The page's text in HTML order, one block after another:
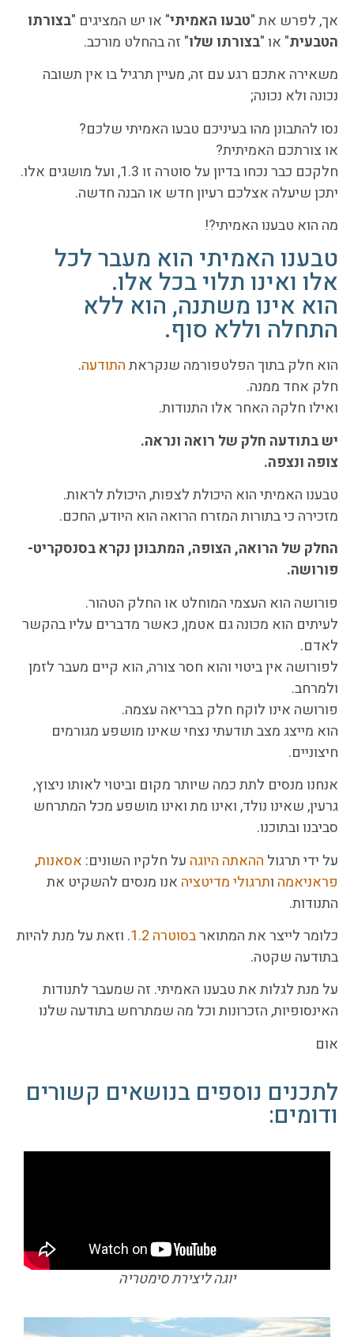
אך, לפרש את "טבעו האמיתי" או יש המציגים "בצורתו
הטבעית" או "בצורתו שלו" זה בהחלט מורכב.
משאירה אתכם רגע עם זה, מעיין תרגיל בו אין תשובה
נכונה ולא נכונה;
נסו להתבונן מהו בעיניכם טבעו האמיתי שלכם?
או צורתכם האמיתית?
חלקכם כבר נכחו בדיון על סוטרה זו 1.3, ועל מושגים אלו.
יתכן שיעלה אצלכם רעיון חדש או הבנה חדשה.
מה הוא טבענו האמיתי?!
טבענו האמיתי הוא מעבר לכל
אלו ואינו תלוי בכל אלו.
הוא אינו משתנה, הוא ללא
התחלה וללא סוף.
הוא חלק בתוך הפלטפורמה שנקראתהתודעה.
חלק אחד ממנה.
ואילו חלקה האחר אלו התנודות.
יש בתודעה חלק של רואה ונראה.
צופה ונצפה.
טבענו האמיתי הוא היכולת לצפות, היכולת לראות.
מזכירה כי בתורות המזרח הרואה הוא היודע, החכם.
החלק של הרואה, הצופה, המתבונן נקרא בסנסקריט-
פורושה.
פורושה הוא העצמי המוחלט או החלק הטהור.
לעיתים הוא מכונה גם אטמן, כאשר מדברים עליו בהקשר
לאדם.
לפורושה אין ביטוי והוא חסר צורה, הוא קיים מעבר לזמן
ולמרחב.
פורושה אינו לוקח חלק בבריאה עצמה.
הוא מייצג מצב תודעתי נצחי שאינו מושפע מגורמים
חיצוניים.
אנחנו מנסים לתת כמה שיותר מקום וביטוי לאותו ניצוץ,
גרעין, שאינו נולד, ואינו מת ואינו מושפע מכל המתרחש
סביבנו ובתוכנו.
על ידי תרגול ההאתה היוגה על חלקיו השונים: אסאנות,
פראניאמה ותרגולי מדיטציה אנו מנסים להשקיט את
התנודות.
כלומר לייצר את המתוארבסוטרה 1.2
. וזאת על מנת להיות
בתודעה שקטה.
על מנת לגלות את טבענו האמיתי. זה שמעבר לתנודות
האינסופיות, הזכרונות וכל מה שמתרחש בתודעה שלנו
אום
לתכנים נוספים בנושאים קשורים
ודומים:
יוגה ליצירת סימטריה